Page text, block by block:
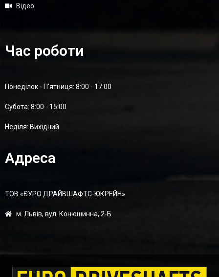
Відео
Час роботи
Понеділок - П'ятниця: 8:00 - 17:00
Суботa: 8:00 - 15:00
Неділя: Вихідний
Адреса
ТОВ «ЄУРО ДРАЙВШАФТC-ЮКРЕЙН»
м. Львів, вул. Конюшинна, 2-Б